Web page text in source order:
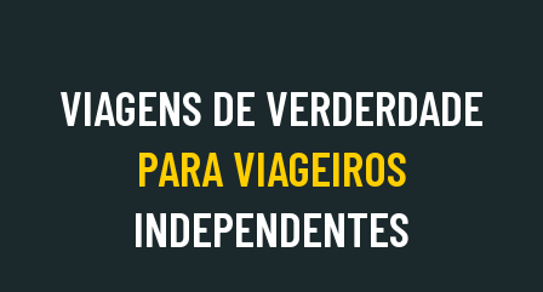
VIAGENS DE VERDERDADE
PARAVIAGEIROS
INDEPENDENTES